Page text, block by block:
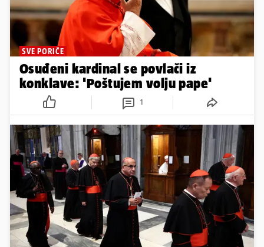
SVE PORIČE
Osuđeni kardinal se povlači iz
konklave: 'Poštujem volju pape'
1